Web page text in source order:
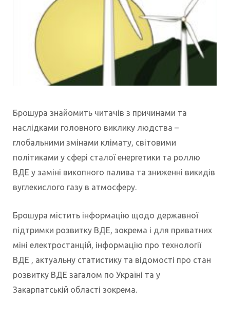
Брошура знайомить читачів з причинами та
наслідками головного виклику людства –
глобальними змінами клімату, світовими
політиками у сфері сталої енергетики та роллю
ВДЕ у заміні викопного палива та зниженні викидів
вуглекислого газу в атмосферу.
Брошура містить інформацію щодо державної
підтримки розвитку ВДЕ, зокрема і для приватних
міні електростанцій, інформацію про технології
ВДЕ , актуальну статистику та відомості про стан
розвитку ВДЕ загалом по Україні та у
Закарпатській області зокрема.